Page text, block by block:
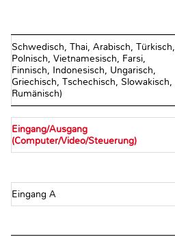
Schwedisch, Thai, Arabisch, Türkisch,
Polnisch, Vietnamesisch, Farsi,
Finnisch, Indonesisch, Ungarisch,
Griechisch, Tschechisch, Slowakisch,
Rumänisch)
Eingang/Ausgang
(Computer/Video/Steuerung)
Eingang A